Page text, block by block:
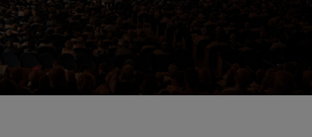
J. Brahms: Symphonie nº4
J. Brahms
Joseph Haydn: Symphonie
nº83
Joseph Haydn